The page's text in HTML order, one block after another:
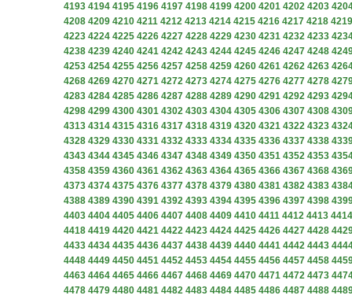
4193 4194 4195 4196 4197 4198 4199 4200 4201 4202 4203
4208 4209 4210 4211 4212 4213 4214 4215 4216 4217 4218 4219
4223 4224 4225 4226 4227 4228 4229 4230 4231 4232 4233
4238 4239 4240 4241 4242 4243 4244 4245 4246 4247 4248
4253 4254 4255 4256 4257 4258 4259 4260 4261 4262 4263
4268 4269 4270 4271 4272 4273 4274 4275 4276 4277 4278
4283 4284 4285 4286 4287 4288 4289 4290 4291 4292 4293
4298 4299 4300 4301 4302 4303 4304 4305 4306 4307 4308
4313 4314 4315 4316 4317 4318 4319 4320 4321 4322 4323
4328 4329 4330 4331 4332 4333 4334 4335 4336 4337 4338
4343 4344 4345 4346 4347 4348 4349 4350 4351 4352 4353
4358 4359 4360 4361 4362 4363 4364 4365 4366 4367 4368
4373 4374 4375 4376 4377 4378 4379 4380 4381 4382 4383
4388 4389 4390 4391 4392 4393 4394 4395 4396 4397 4398
4403 4404 4405 4406 4407 4408 4409 4410 4411 4412 4413 4414
4418 4419 4420 4421 4422 4423 4424 4425 4426 4427 4428
4433 4434 4435 4436 4437 4438 4439 4440 4441 4442 4443
4448 4449 4450 4451 4452 4453 4454 4455 4456 4457 4458
4463 4464 4465 4466 4467 4468 4469 4470 4471 4472 4473
4478 4479 4480 4481 4482 4483 4484 4485 4486 4487 4488